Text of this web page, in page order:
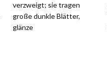
verzweigt; sie tragen
große dunkle Blätter,
glänze